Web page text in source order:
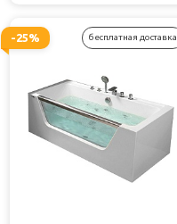
-25% бесплатная доставка